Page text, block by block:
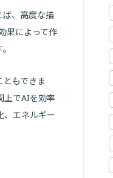
、高度な描
果によって作
もできま
上でAIを効率
、エネルギー